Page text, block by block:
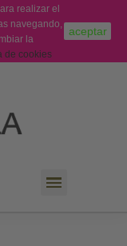
realizar el
navegando,
la
de cookies
aceptar